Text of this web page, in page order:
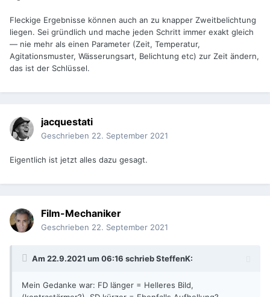
Fleckige Ergebnisse können auch an zu knapper Zweitbelichtung
liegen. Sei gründlich und mache jeden Schritt immer exakt gleich
— nie mehr als einen Parameter (Zeit, Temperatur,
Agitationsmuster, Wässerungsart, Belichtung etc) zur Zeit ändern,
das ist der Schlüssel.
jacquestati
Geschrieben 22. September 2021
Eigentlich ist jetzt alles dazu gesagt.
Film-Mechaniker
Geschrieben 22. September 2021
Am 22.9.2021 um 06:16 schriebSteffenK:
Mein Gedanke war: FD länger = Helleres Bild,